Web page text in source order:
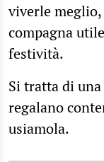
viverle meglio,
compagna
festività.
Si tratta di
regalano
usiamola.